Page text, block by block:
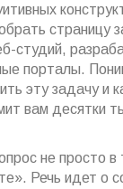
страницу
студий,
порталы.
эту задачу и
вам десятки
не просто
Речь идет о